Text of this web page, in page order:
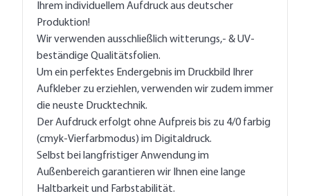
Ihrem individuellem Aufdruck aus deutscher
Produktion!
Wir verwenden ausschließlich witterungs,- & UV-
beständige Qualitätsfolien.
Um ein perfektes Endergebnis im Druckbild Ihrer
Aufkleber zu erziehlen, verwenden wir zudem immer
die neuste Drucktechnik.
Der Aufdruck erfolgt ohne Aufpreis bis zu 4/0 farbig
(cmyk-Vierfarbmodus) im Digitaldruck.
Selbst bei langfristiger Anwendung im
Außenbereich garantieren wir Ihnen eine lange
Haltbarkeit und Farbstabilität.